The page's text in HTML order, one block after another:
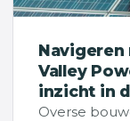
Navigeren
Valley
inzicht in
Overse